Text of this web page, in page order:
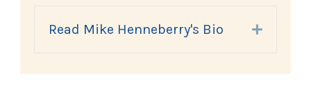
Read Mike Henneberry's Bio Expand